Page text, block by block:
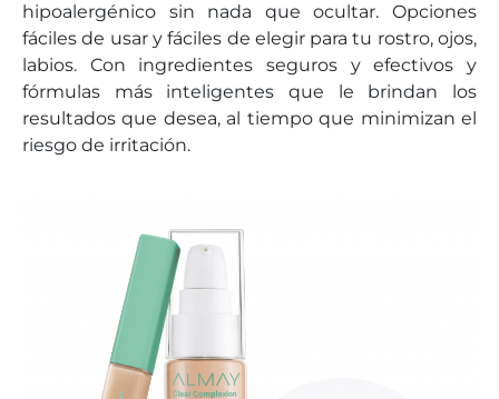
hipoalergénico sin nada que ocultar. Opciones
fáciles de usar y fáciles de elegir para tu rostro, ojos,
labios. Con ingredientes seguros y efectivos y
fórmulas más inteligentes que le brindan los
resultados que desea, al tiempo que minimizan el
riesgo de irritación.